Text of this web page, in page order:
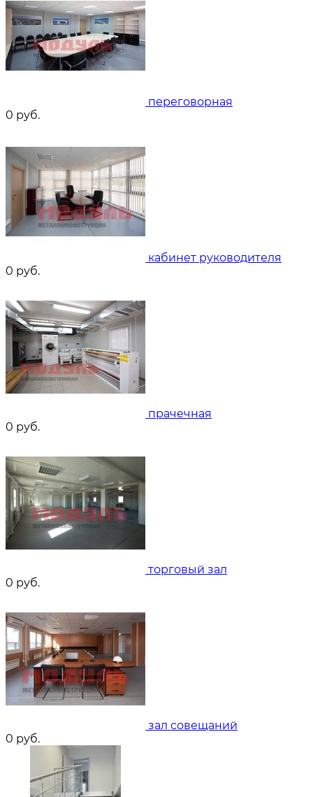
переговорная
0 руб.
кабинет руководителя
0 руб.
прачечная
0 руб.
торговый зал
0 руб.
зал совещаний
0 руб.